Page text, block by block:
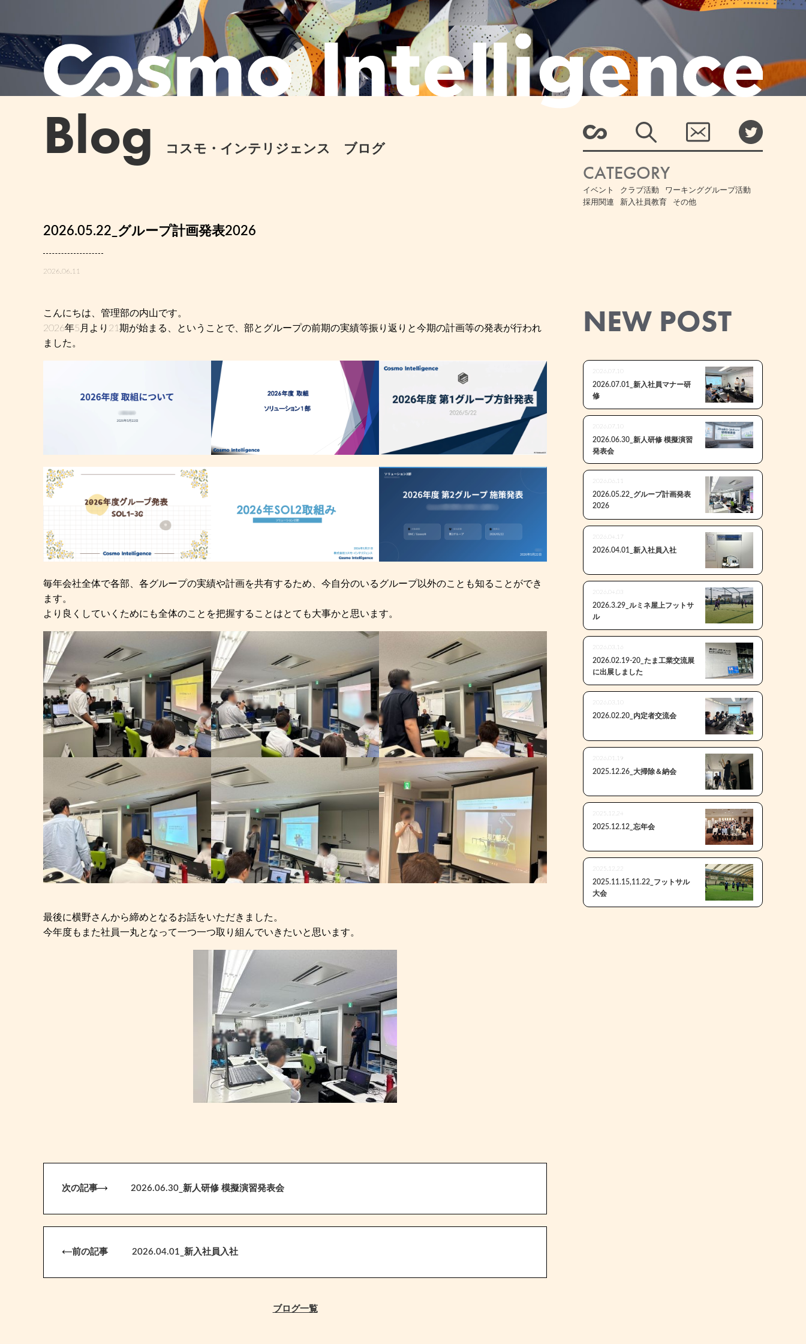
Blog コスモ・インテリジェンス ブログ
CATEGORY
イベント クラブ活動
ワーキンググループ活動
採用関連
新入社員教育 その他
2026.05.22_グループ計画発表2026
2026.06.11
こんにちは、管理部の内山です。
2026年5月より21期が始まる、ということで、部とグループの前期の実績等振り返りと今期の計画等の発表が行われ
ました。
毎年会社全体で各部、各グループの実績や計画を共有するため、今自分のいるグループ以外のことも知ることができ
ます。
より良くしていくためにも全体のことを把握することはとても大事かと思います。
最後に横野さんから締めとなるお話をいただきました。
今年度もまた社員一丸となって一つ一つ取り組んでいきたいと思います。
次の記事 2026.06.30_新人研修 模擬演習発表会
前の記事 2026.04.01_新入社員入社
ブログ一覧
NEW POST
2026.07.10
2026.07.01_新入社員マナー研
修
2026.07.10
2026.06.30_新人研修 模擬演習
発表会
2026.06.11
2026.05.22_グループ計画発表
2026
2026.04.17
2026.04.01_新入社員入社
2026.04.03
2026.3.29_ルミネ屋上フットサ
ル
2026.03.16
2026.02.19-20_たま工業交流展
に出展しました
2026.03.10
2026.02.20_内定者交流会
2026.01.19
2025.12.26_大掃除＆納会
2025.12.24
2025.12.12_忘年会
2025.12.22
2025.11.15,11.22_フットサル
大会